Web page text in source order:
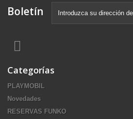
Boletín
Categorías
PLAYMOBIL
Novedades
RESERVAS FUNKO